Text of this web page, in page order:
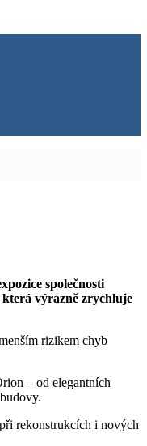
společnosti
která výrazně zrychluje
rizikem chyb
– od elegantních
rekonstrukcích i nových